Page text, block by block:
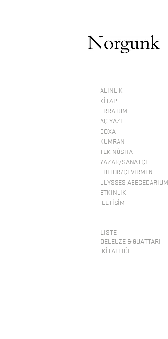
LİSTE
DELEUZE & GUATTARI
KİTAPLIĞI
ALINLIK
KİTAP
ERRATUM
AÇ YAZI
DOXA
KUMRAN
TEK NÜSHA
YAZAR/SANATÇI
EDİTÖR/ÇEVİRMEN
ULYSSES ABECEDARIUM
ETKİNLİK
İLETİŞİM